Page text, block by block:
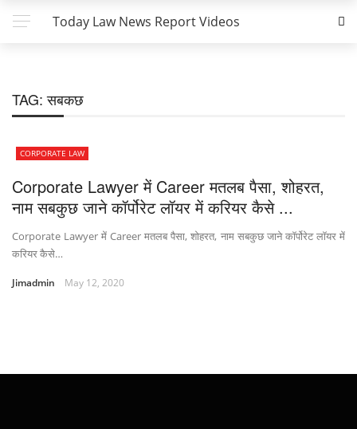
Today Law News Report Videos
TAG:सबकछ
CORPORATE LAW
Corporate Lawyer में Career मतलब पैसा, शोहरत,
नाम सबकुछ जाने कॉर्पोरेट लॉयर में करियर कैसे ...
Corporate Lawyer में Career मतलब पैसा, शोहरत, नाम सबकुछ जाने कॉर्पोरेट लॉयर में
करियर कैसे…
Jimadmin May 12, 2020